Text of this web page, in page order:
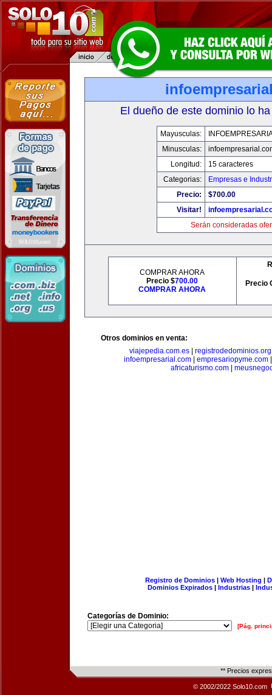
El dueño de este dominio lo
Mayusculas:
Minusculas:
Longitud:
15 caracteres
Categorias:
Empresas e
Precio:
$700.00
Visitar!
Serán consideradas
COMPRAR AHORA
Precio $700.00
COMPRAR AHORA
Precio
Otros dominios en venta:
viajepedia.com.es| registrodedominios.org
infoempresarial.com| empresariopyme.com
africaturismo.com|
Registro de Dominios| Web Hosting |
Dominios Expirados | Industrias |
Categorías de Dominio:
[Pág.
** Precios
© 2002/2022 Solo10.com